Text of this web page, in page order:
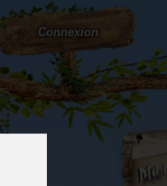
Connexion